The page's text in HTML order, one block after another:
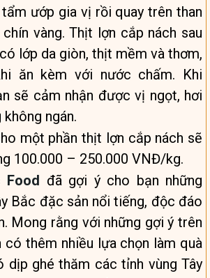
ướp gia vị rồi quay trên than
vàng. Thịt lợn cắp nách sau
lớp da giòn, thịt mềm và thơm,
ăn kèm với nước chấm. Khi
sẽ cảm nhận được vị ngọt, hơi
ngán.
một phần thịt lợn cắp nách sẽ
100.000 – 250.000 VNĐ/kg.
Food đã gợi ý cho bạn những
Bắc đặc sản nổi tiếng, độc đáo
Mong rằng với những gợi ý trên
có thêm nhiều lựa chọn làm quà
dịp ghé thăm các tỉnh vùng Tây